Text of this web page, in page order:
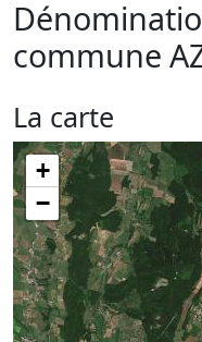
commune
La carte
+
−